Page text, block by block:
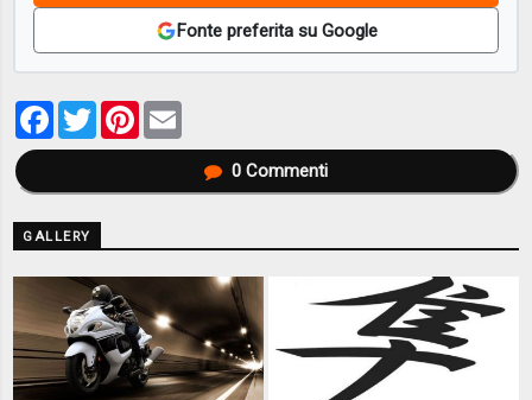
Fonte preferita su Google
Facebook
TwitterPinterest
0Commenti
GALLERY